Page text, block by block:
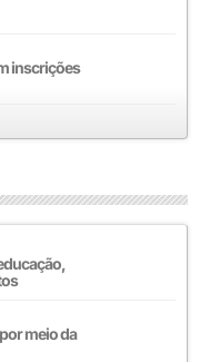
inscrições
meio da